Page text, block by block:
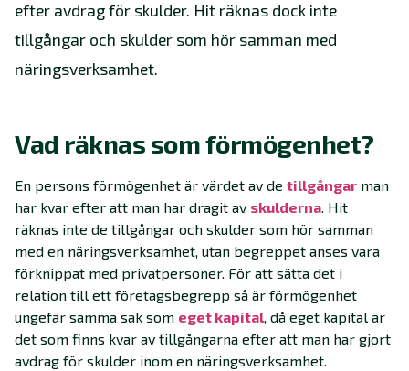
efter avdrag för skulder. Hit räknas dock inte
tillgångar och skulder som hör samman med
näringsverksamhet.
Vad räknas som förmögenhet?
En persons förmögenhet är värdet av de tillgångar man
har kvar efter att man har dragit av skulderna. Hit
räknas inte de tillgångar och skulder som hör samman
med en näringsverksamhet, utan begreppet anses vara
förknippat med privatpersoner. För att sätta det i
relation till ett företagsbegrepp så är förmögenhet
ungefär samma sak som eget kapital, då eget kapital är
det som finns kvar av tillgångarna efter att man har gjort
avdrag för skulder inom en näringsverksamhet.